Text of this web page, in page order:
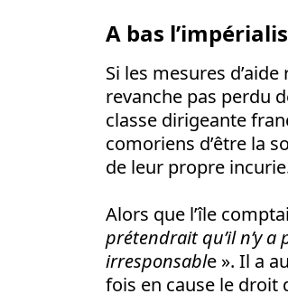
A bas
Si les mesures
revanche pas perdu
classe dirigeante
comoriens d’être la
de leur propre
Alors que l’île
prétendrait qu’il n’y
irresponsable ». Il a
fois en cause le droit